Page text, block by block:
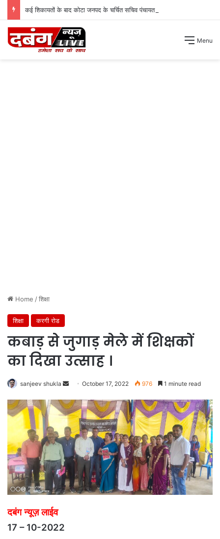
कई शिकायतों के बाद कोटा जनपद के चर्चित सचिव पंचायत से हटाए गए ।
Menu
Home /शिक्षा
शिक्षा करगी रोड
कबाड़ से जुगाड़ मेले में शिक्षकों
का दिखा उत्साह ।
sanjeev shukla
Send
email
October 17, 2022 976 1 minute read
दबंग न्यूज़ लाईव
17 – 10-2022